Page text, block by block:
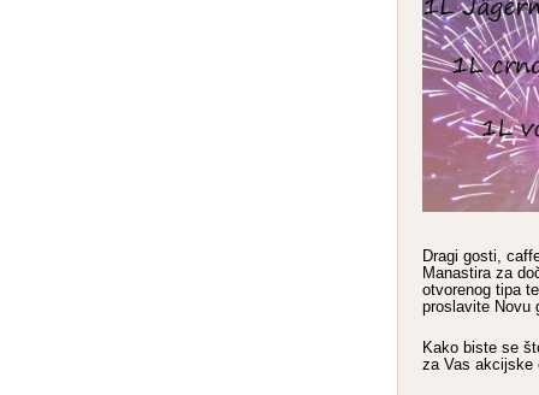
Dragi gosti,
Manastira za
otvorenog tipa
proslavite Novu
Kako biste se
za Vas akcijske